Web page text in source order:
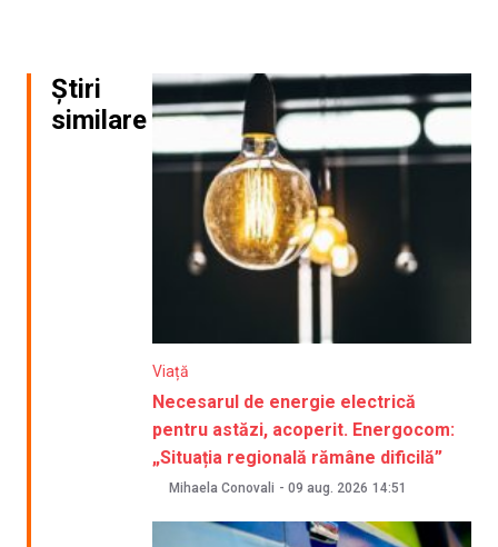
Știri
similare
Viață
Necesarul de energie electrică
pentru astăzi, acoperit. Energocom:
„Situația regională rămâne dificilă”
Mihaela Conovali - 09 aug. 2026 14:51